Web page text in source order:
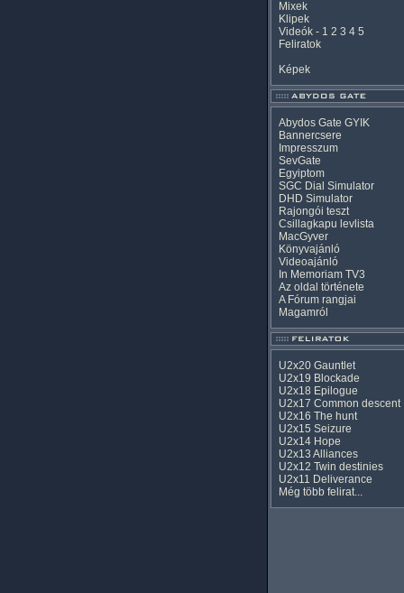
Mixek
Klipek
Videók - 1 2 3 4 5
Feliratok
Képek
Abydos Gate GYIK
Bannercsere
Impresszum
SevGate
Egyiptom
SGC Dial Simulator
DHD Simulator
Rajongói teszt
Csillagkapu levlista
MacGyver
Könyvajánló
Videoajánló
In Memoriam TV3
Az oldal története
A Fórum rangjai
Magamról
U2x20 Gauntlet
U2x19 Blockade
U2x18 Epilogue
U2x17 Common descent
U2x16 The hunt
U2x15 Seizure
U2x14 Hope
U2x13 Alliances
U2x12 Twin destinies
U2x11 Deliverance
Még több felirat...